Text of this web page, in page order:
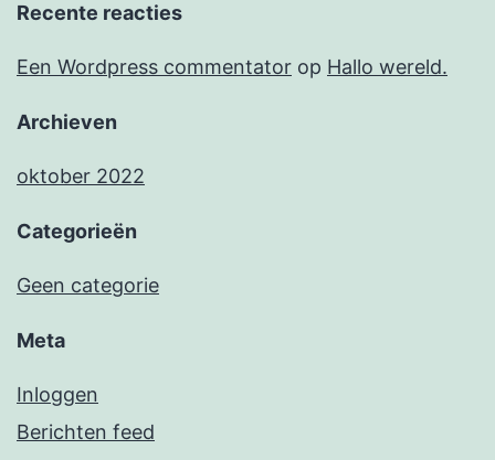
Recente reacties
Een Wordpress commentator op Hallo wereld.
Archieven
oktober 2022
Categorieën
Geen categorie
Meta
Inloggen
Berichten feed